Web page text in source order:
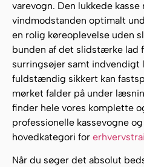
varevogn. Den lukkede kasse
vindmodstanden optimalt
en rolig køreoplevelse uden
bunden af det slidstærke lad
surringsøjer samt indvendigt
fuldstændig sikkert kan
mørket falder på under
finder hele vores komplette
professionelle kassevogne
hovedkategori for
Når du søger det absolut